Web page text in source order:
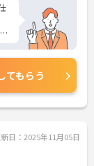
てもらう
日：2025年11月05日